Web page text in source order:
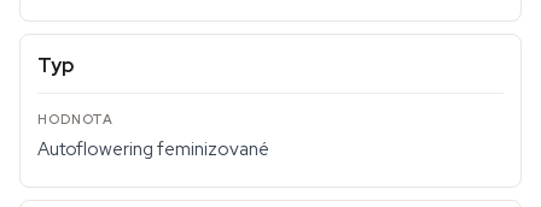
Typ
Autoflowering feminizované